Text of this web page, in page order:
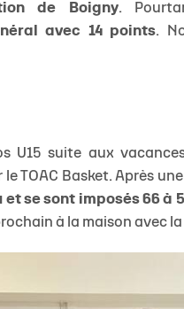
de Boigny.
avec 14 points.
U15 suite aux
TOAC Basket. Après
se sont imposés 66 à
à la maison avec